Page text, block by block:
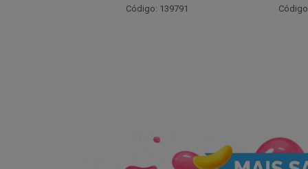
Código: 139791